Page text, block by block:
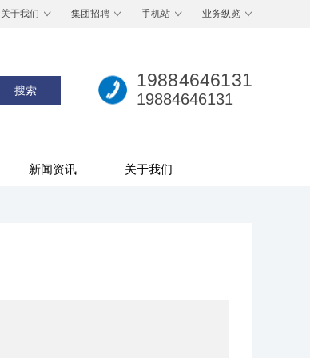
关于我们 集团招聘 手机站 业务纵览
19884646131
19884646131
新闻资讯 关于我们